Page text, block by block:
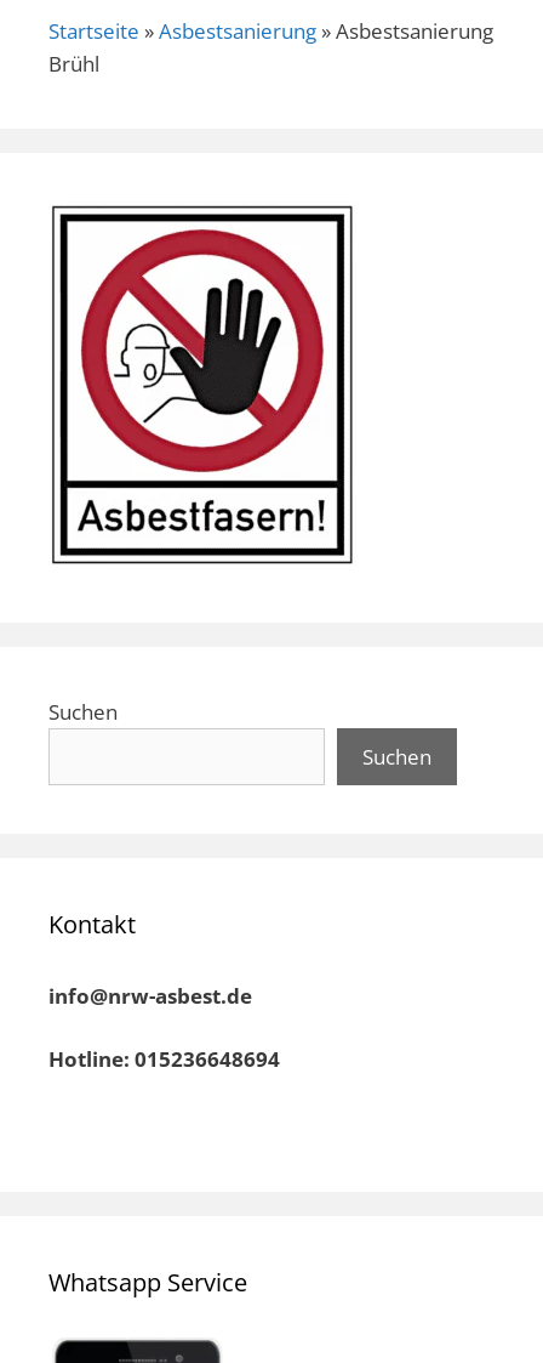
Startseite »Asbestsanierung »Asbestsanierung
Brühl
Suchen
Suchen
Kontakt
info@nrw-asbest.de
Hotline: 015236648694
Whatsapp Service